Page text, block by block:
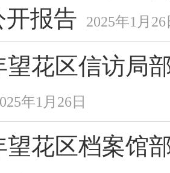
报告
2025年1月26
望花区信访局
年1月26日
望花区档案馆